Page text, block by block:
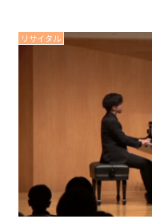
リサイタル